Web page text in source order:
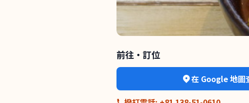
前往・訂位
在 Google 地圖